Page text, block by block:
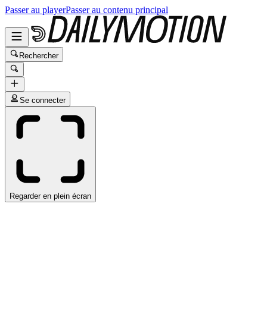
Passer au playerPasser au contenu principal
Rechercher
Se connecter
Regarder en plein écran